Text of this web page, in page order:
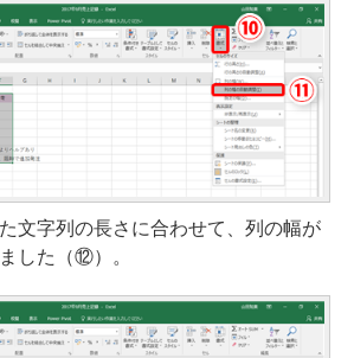
文字列の長さに合わせて、列の幅が
した（⑫）。